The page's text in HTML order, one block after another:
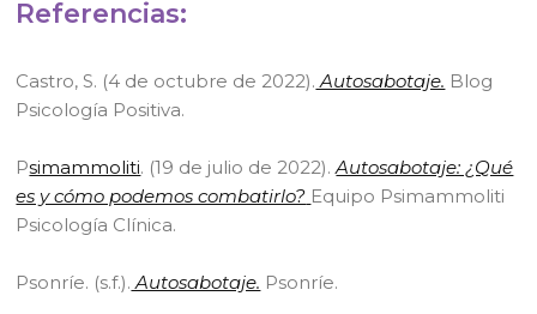
Referencias:
Castro, S. (4 de octubre de 2022). Autosabotaje. Blog
Psicología Positiva.
Psimammoliti. (19 de julio de 2022).Autosabotaje: ¿Qué
es y cómo podemos combatirlo? Equipo Psimammoliti
Psicología Clínica.
Psonríe. (s.f.). Autosabotaje. Psonríe.